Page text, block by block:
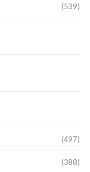
(539)
(497)
(388)